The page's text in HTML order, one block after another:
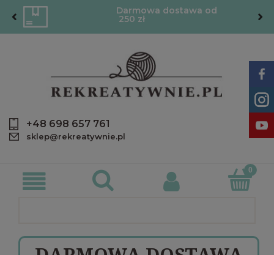
Darmowa dostawa od
250 zł
+48 698 657 761
sklep@rekreatywnie.pl